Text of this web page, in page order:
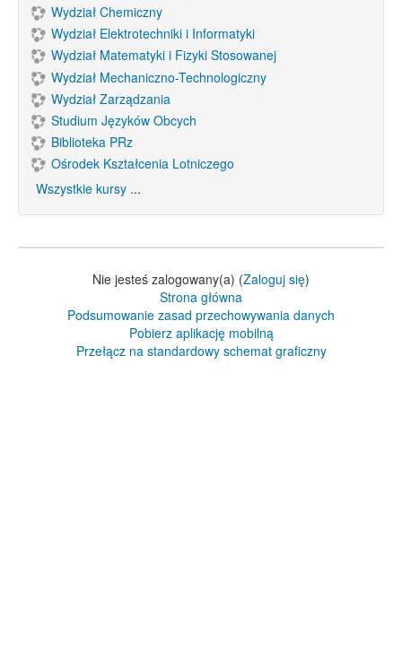
Wydział Chemiczny
Wydział Elektrotechniki i Informatyki
Wydział Matematyki i Fizyki Stosowanej
Wydział Mechaniczno-Technologiczny
Wydział Zarządzania
Studium Języków Obcych
Biblioteka PRz
Ośrodek Kształcenia Lotniczego
Wszystkie kursy ...
Nie jesteś zalogowany(a) (Zaloguj się)
Strona główna
Podsumowanie zasad przechowywania danych
Pobierz aplikację mobilną
Przełącz na standardowy schemat graficzny